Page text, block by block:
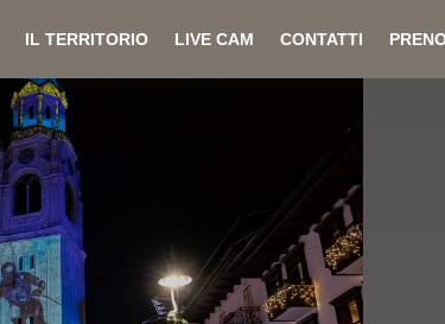
IL TERRITORIO LIVE CAM CONTATTI